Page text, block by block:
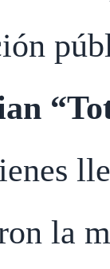
la